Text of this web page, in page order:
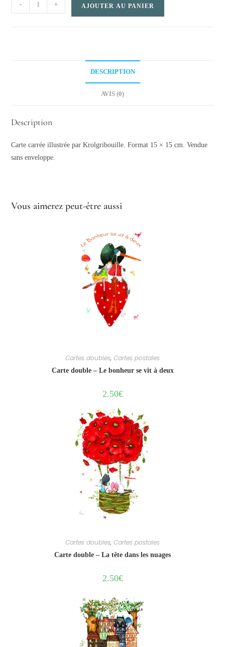
carrée
- + AJOUTER AU PANIER
DESCRIPTION
AVIS (0)
Description
Carte carrée illustrée par Krolgribouille. Format 15 × 15 cm. Vendue
sans enveloppe.
Vous aimerez peut-être aussi
Cartes doubles, Cartes postales
Carte double – Le bonheur se vit à deux
2.50€
Cartes doubles, Cartes postales
Carte double – La tête dans les nuages
2.50€